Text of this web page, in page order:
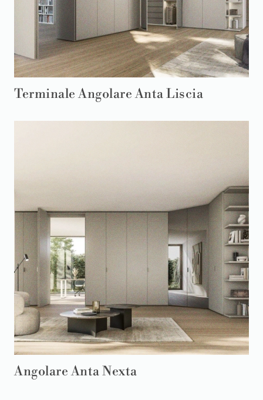
Terminale Angolare Anta Liscia
Angolare Anta Nexta